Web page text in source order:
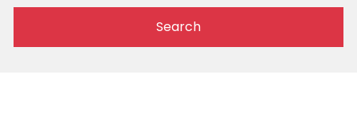
Search